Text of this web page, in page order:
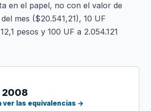
en el papel, no con el valor de
mes ($20.541,21), 10 UF
pesos y 100 UF a 2.054.121
2008
ver las equivalencias →